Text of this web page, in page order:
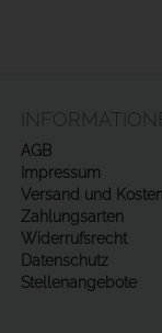
AGB
Impressum
Versand und
Zahlungsarten
Widerrufsrecht
Datenschutz
Stellenangebote